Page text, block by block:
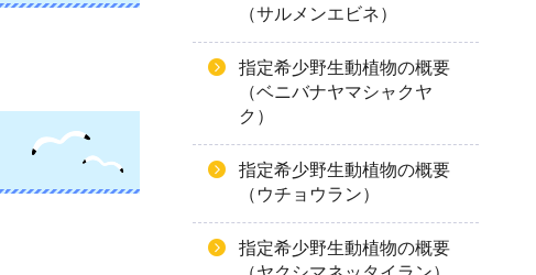
（サルメンエビネ）
指定希少野生動植物の概要
（ベニバナヤマシャクヤ
ク）
指定希少野生動植物の概要
（ウチョウラン）
指定希少野生動植物の概要